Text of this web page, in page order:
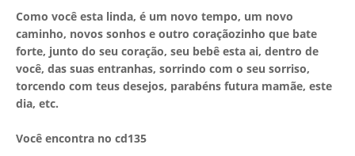
Como você esta linda, é um novo tempo, um novo
caminho, novos sonhos e outro coraçãozinho que bate
forte, junto do seu coração, seu bebê esta ai, dentro de
você, das suas entranhas, sorrindo com o seu sorriso,
torcendo com teus desejos, parabéns futura mamãe, este
dia, etc.
Você encontra no cd135